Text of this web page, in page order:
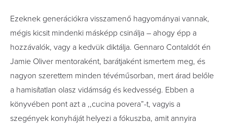
Ezeknek generációkra visszamenő hagyományai vannak,
mégis kicsit mindenki másképp csinálja – ahogy épp a
hozzávalók, vagy a kedvük diktálja. Gennaro Contaldót én
Jamie Oliver mentoraként, barátjaként ismertem meg, és
nagyon szerettem minden tévéműsorban, mert árad belőle
a hamisítatlan olasz vidámság és kedvesség. Ebben a
könyvében pont azt a ,,cucina povera”-t, vagyis a
szegények konyháját helyezi a fókuszba, amit annyira